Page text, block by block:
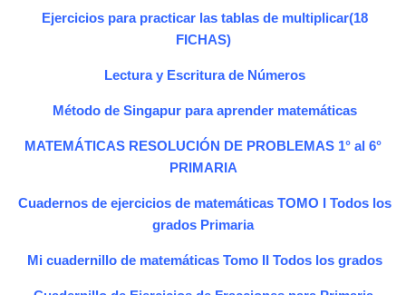
Ejercicios para practicar las tablas de multiplicar(18
FICHAS)
Lectura y Escritura de Números
Método de Singapur para aprender matemáticas
MATEMÁTICAS RESOLUCIÓN DE PROBLEMAS 1° al 6°
PRIMARIA
Cuadernos de ejercicios de matemáticas TOMO I Todos los
grados Primaria
Mi cuadernillo de matemáticas Tomo II Todos los grados